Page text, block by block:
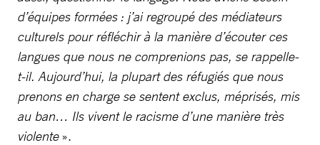
d’équipes formées : j’ai regroupé des médiateurs
culturels pour réfléchir à la manière d’écouter ces
langues que nous ne comprenions pas, se rappelle-
t-il. Aujourd’hui, la plupart des réfugiés que nous
prenons en charge se sentent exclus, méprisés, mis
au ban… Ils vivent le racisme d’une manière très
violente».